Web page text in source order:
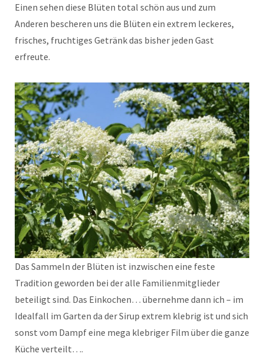
Einen sehen diese Blüten total schön aus und zum
Anderen bescheren uns die Blüten ein extrem leckeres,
frisches, fruchtiges Getränk das bisher jeden Gast
erfreute.
Das Sammeln der Blüten ist inzwischen eine feste
Tradition geworden bei der alle Familienmitglieder
beteiligt sind. Das Einkochen… übernehme dann ich – im
Idealfall im Garten da der Sirup extrem klebrig ist und sich
sonst vom Dampf eine mega klebriger Film über die ganze
Küche verteilt….